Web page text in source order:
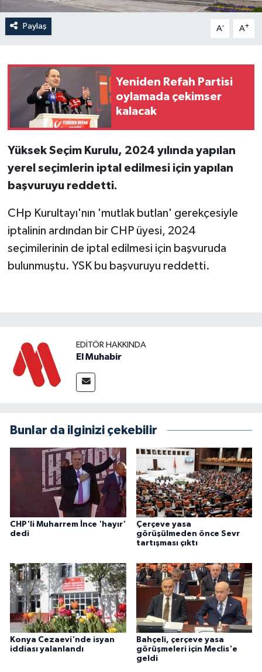
Paylaş A- A+
Yeniden Refah Partisi
oylamada çekimser
kalacak
Yüksek Seçim Kurulu, 2024 yılında yapılan
yerel seçimlerin iptal edilmesi için yapılan
başvuruyu reddetti.
CHp Kurultayı'nın 'mutlak butlan' gerekçesiyle
iptalinin ardından bir CHP üyesi, 2024
seçimilerinin de iptal edilmesi için başvuruda
bulunmuştu. YSK bu başvuruyu reddetti.
EDITÖR HAKKINDA
El Muhabir
Bunlar da ilginizi çekebilir
CHP'li Muharrem İnce 'hayır'
dedi
Çerçeve yasa
görüşülmeden önce Sevr
tartışması çıktı
Konya Cezaevi'nde isyan
iddiası yalanlandı
Bahçeli, çerçeve yasa
görüşmeleri için Meclis'e
geldi